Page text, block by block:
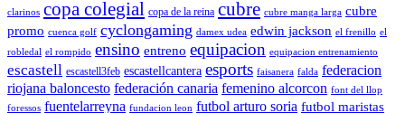
clarinos copa colegial copa de la reina cubre cubre manga larga cubre
promo cuenca golf cyclongaming damex udea edwin jackson el frenillo el
robledal el rompido ensino entreno equipacion equipacion entrenamiento
escastell escastell3feb escastellcantera esports faisanera falda federacion
riojana baloncesto federación canaria femenino alcorcon font del llop
foressos fuentelarreyna fundacion leon futbol arturo soria futbol maristas